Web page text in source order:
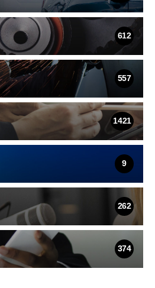
612
557
1421
9
262
374